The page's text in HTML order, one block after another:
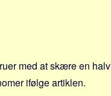
med at skære en halv
ifølge artiklen.